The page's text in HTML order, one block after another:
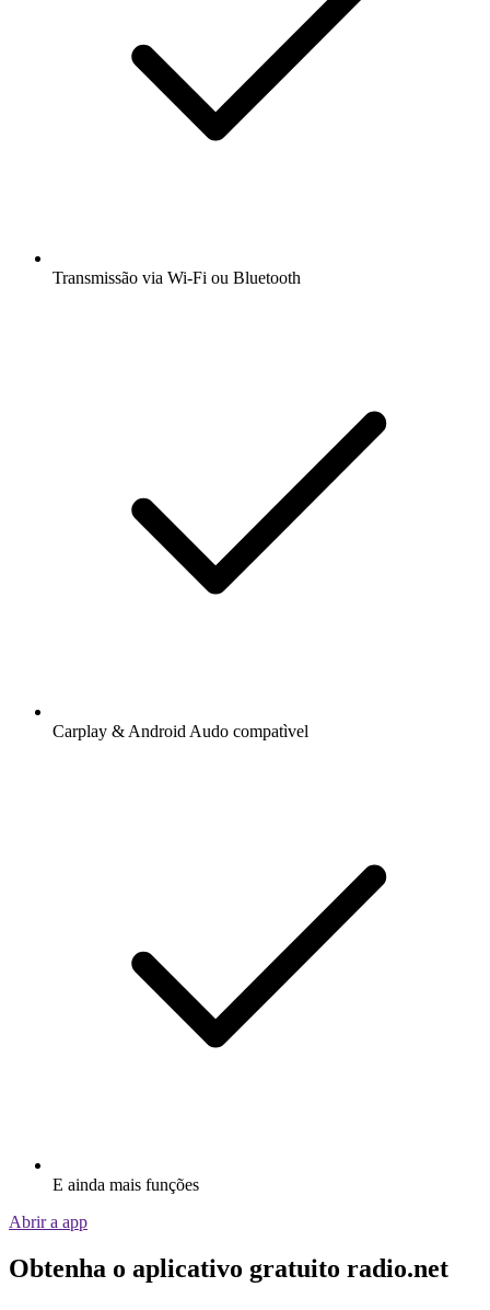
Transmissão via Wi-Fi ou Bluetooth
Carplay & Android Audo compatìvel
E ainda mais funções
Abrir a app
Obtenha o aplicativo gratuito radio.net